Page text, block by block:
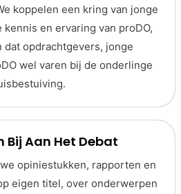
koppelen een kring van jonge
kennis en ervaring van proDO,
dat opdrachtgevers, jonge
wel varen bij de onderlinge
Bij Aan Het Debat
opiniestukken, rapporten en
eigen titel, over onderwerpen